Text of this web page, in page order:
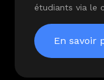
étudiants via le
En savoir